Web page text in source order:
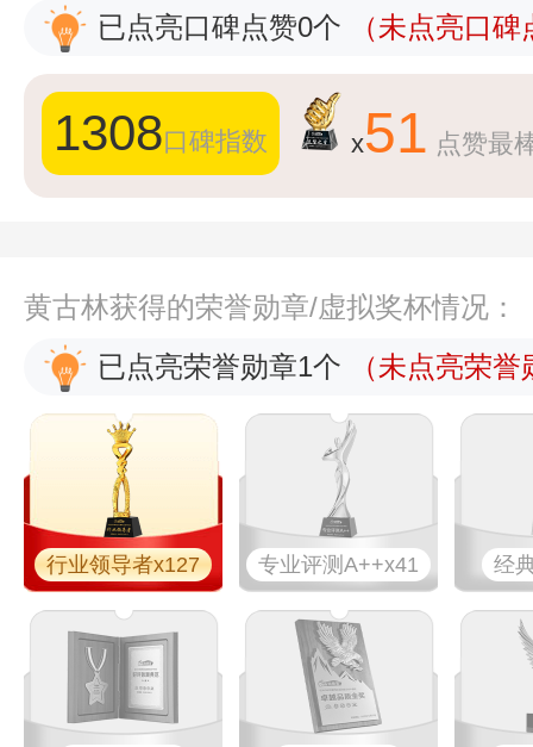
已点亮口碑点赞0个
（未点亮口
1308口碑指数 x51 点赞最
黄古林获得的荣誉勋章/虚拟奖杯情况：
已点亮荣誉勋章1个
（未点亮荣
行业领导者x127 专业​评测A++x41 经